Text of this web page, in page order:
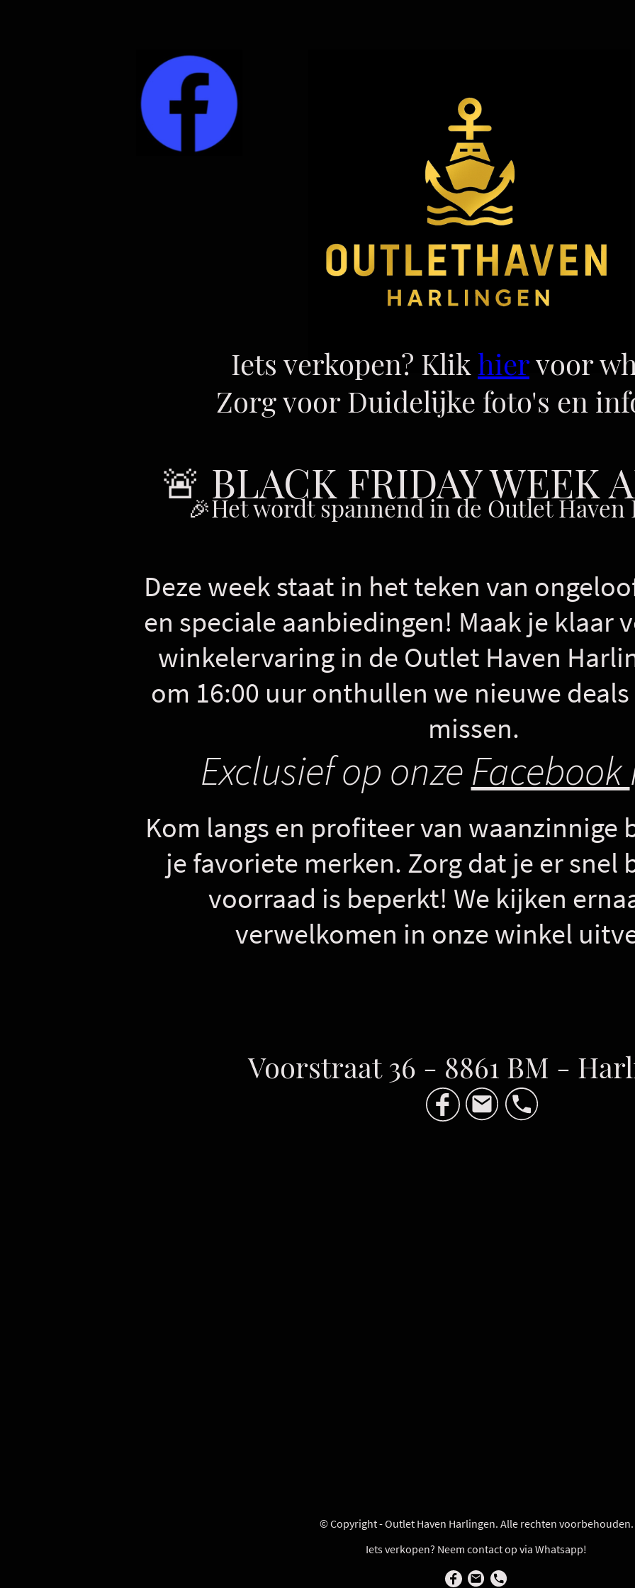
Iets verkopen? Klikhiervoor
Zorg voor Duidelijke foto's en
🚨 BLACK FRIDAY WEEK
🎉Het wordt spannend in de Outlet
Deze week staat in het teken van
en speciale aanbiedingen! Maak je klaar
winkelervaring in de Outlet Haven
om 16:00 uur onthullen we nieuwe
missen.
Exclusief op onze Facebook
Kom langs en profiteer van waanzinnige
je favoriete merken. Zorg dat je er snel
voorraad is beperkt! We kijken
verwelkomen in onze winkel
Voorstraat 36 - 8861 BM -
© Copyright - Outlet Haven Harlingen. Alle rechten voorbehouden.
Iets verkopen? Neem contact op via Whatsapp!